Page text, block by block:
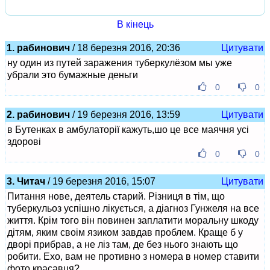
В кінець
1. рабинович / 18 березня 2016, 20:36
Цитувати
ну один из путей заражения туберкулёзом мы уже
убрали это бумажные деньги
0 0
2. рабинович / 19 березня 2016, 13:59
Цитувати
в Бутенках в амбулаторії кажуть,шо це все маячня усі
здорові
0 0
3. Читач / 19 березня 2016, 15:07
Цитувати
Питання нове, деятель старий. Різниця в тім, що
туберкульоз успішно лікується, а діагноз Гунжеля на все
життя. Крім того він повинен заплатити моральну шкоду
дітям, яким своім язиком завдав проблем. Краще б у
дворі прибрав, а не ліз там, де без нього знають що
робити. Ехо, вам не противно з номера в номер ставити